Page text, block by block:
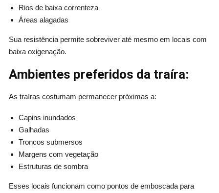
Rios de baixa correnteza
Áreas alagadas
Sua resistência permite sobreviver até mesmo em locais com
baixa oxigenação.
Ambientes preferidos da traíra:
As traíras costumam permanecer próximas a:
Capins inundados
Galhadas
Troncos submersos
Margens com vegetação
Estruturas de sombra
Esses locais funcionam como pontos de emboscada para